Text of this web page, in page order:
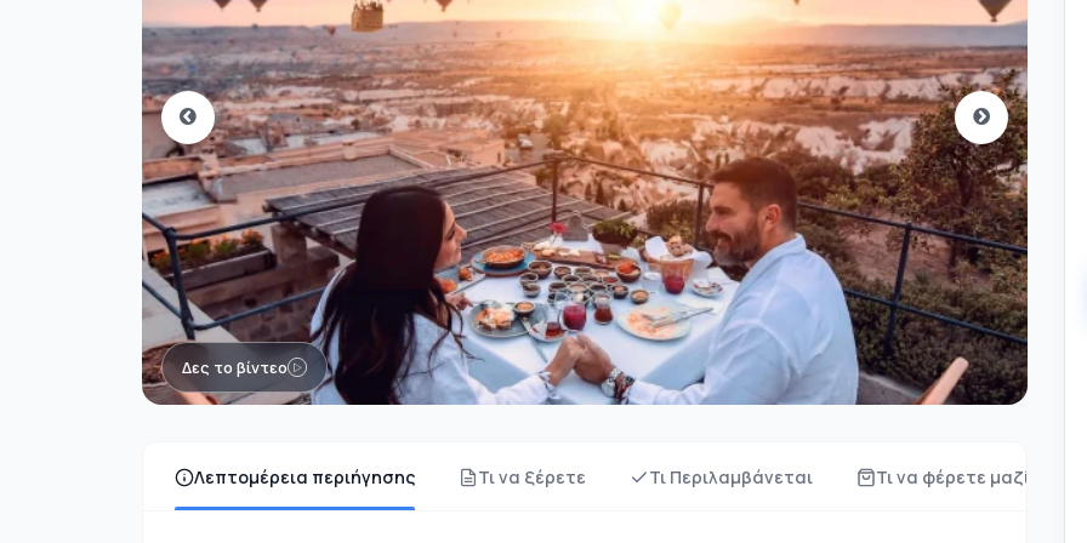
Δες το βίντεο
Λεπτομέρεια περιήγησης Τι να ξέρετε Τι Περιλαμβάνεται Τι να φέρετε μαζί σας;